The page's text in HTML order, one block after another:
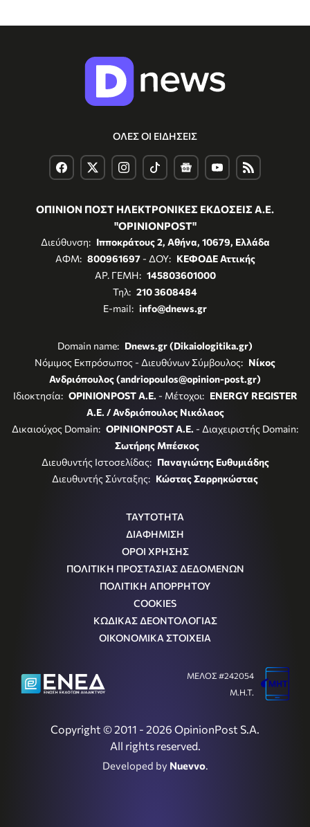
ΟΛΕΣ ΟΙ ΕΙΔΗΣΕΙΣ
ΟΠΙΝΙΟΝ ΠΟΣΤ ΗΛΕΚΤΡΟΝΙΚΕΣ ΕΚΔΟΣΕΙΣ Α.Ε.
"OPINIONPOST"
Διεύθυνση: Ιπποκράτους 2, Αθήνα, 10679, Ελλάδα
ΑΦΜ: 800961697- ΔΟΥ: ΚΕΦΟΔΕ Αττικής
ΑΡ. ΓΕΜΗ: 145803601000
Τηλ: 210 3608484
E-mail: info@dnews.gr
Domain name: Dnews.gr (Dikaiologitika.gr)
Νόμιμος Εκπρόσωπος - Διευθύνων Σύμβουλος: Νίκος
Ανδριόπουλος (andriopoulos@opinion-post.gr)
Ιδιοκτησία: OPINIONPOST A.E. - Μέτοχοι: ENERGY REGISTER
Α.Ε. / Ανδριόπουλος Νικόλαος
Δικαιούχος Domain: OPINIONPOST A.E. - Διαχειριστής Domain:
Σωτήρης Μπέσκος
Διευθυντής Ιστοσελίδας: Παναγιώτης Ευθυμιάδης
Διευθυντής Σύνταξης: Κώστας Σαρρηκώστας
ΤΑΥΤΟΤΗΤΑ
ΔΙΑΦΗΜΙΣΗ
ΟΡΟΙ ΧΡΗΣΗΣ
ΠΟΛΙΤΙΚΗ ΠΡΟΣΤΑΣΙΑΣ ΔΕΔΟΜΕΝΩΝ
ΠΟΛΙΤΙΚΗ ΑΠΟΡΡΗΤΟΥ
COOKIES
ΚΩΔΙΚΑΣ ΔΕΟΝΤΟΛΟΓΙΑΣ
ΟΙΚΟΝΟΜΙΚΑ ΣΤΟΙΧΕΙΑ
Copyright © 2011 - 2026 OpinionPost S.A.
All rights reserved.
Developed by Nuevvo.
ΜΕΛΟΣ #242054
Μ.Η.Τ.